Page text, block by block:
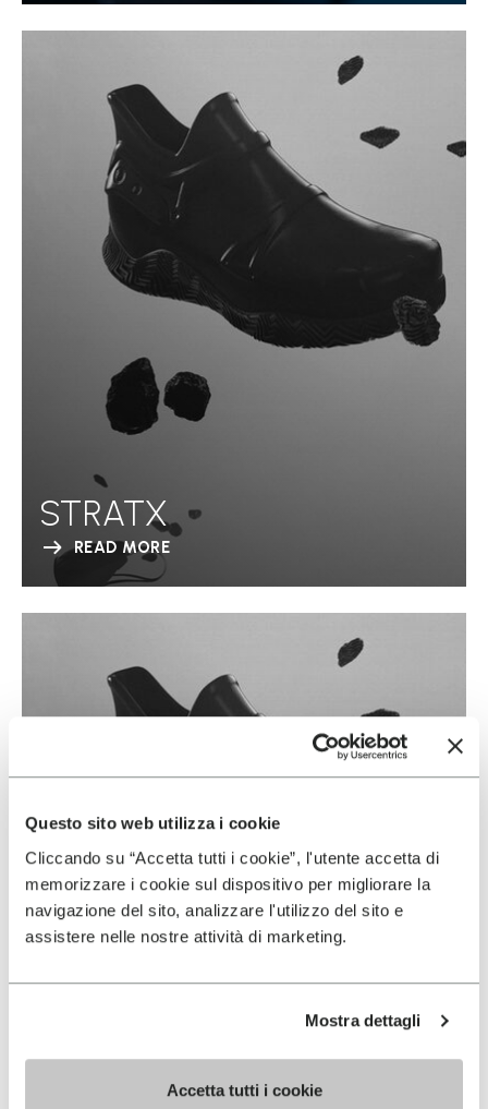
Questo sito web utilizza i cookie
Cliccando su “Accetta tutti i cookie”, l'utente accetta di
memorizzare i cookie sul dispositivo per migliorare la
navigazione del sito, analizzare l'utilizzo del sito e
assistere nelle nostre attività di marketing.
Mostra dettagli
Accetta tutti i cookie
STRATX
READ MORE
STRATX